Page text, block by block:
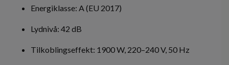
Energiklasse: A (EU 2017)
Lydnivå: 42 dB
Tilkoblingseffekt: 1900 W, 220–240 V, 50 Hz